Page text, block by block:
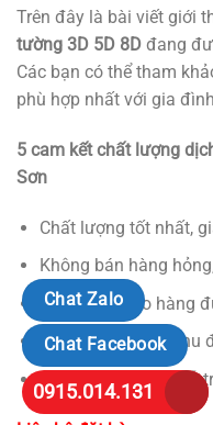
Trên đây là bài viết giới
tường 3D 5D 8D đang
Các bạn có thể tham
phù hợp nhất với gia
5 cam kết chất lượng
Sơn
Chất lượng tốt nhất,
Không bán hàng
Thời gian giao hàng
Bảo hành bảo trì chu
Tư vấn nhiệt tình, hỗ
Chat Zalo
Chat Facebook
0915.014.131